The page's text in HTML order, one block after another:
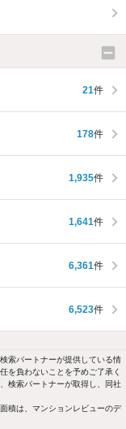
21件
178件
1,935件
1,641件
6,361件
6,523件
索パートナーが提供している情
を負わないことを予めご了承く
検索パートナーが取得し、同社
積は、マンションレビューのデ